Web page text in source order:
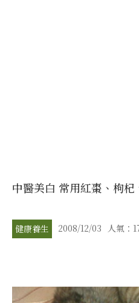
中醫美白 常用紅棗、枸杞
健康養生 2008/12/03 人氣：